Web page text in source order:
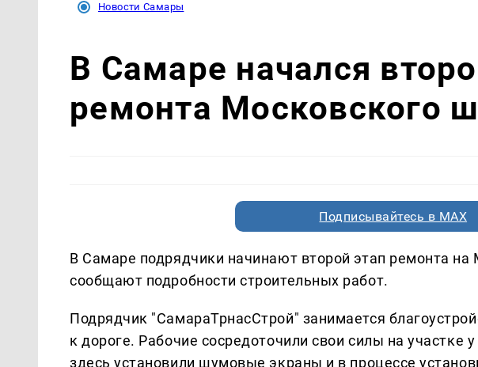
Новости Самары
В Самаре начался
ремонта Московского
Подписывайтесь в MAX
В Самаре подрядчики начинают второй этап ремонта
сообщают подробности строительных работ.
Подрядчик "СамараТрнасСтрой" занимается
к дороге. Рабочие сосредоточили свои силы на участке
здесь установили шумовые экраны и в процессе